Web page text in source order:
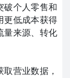
破个人零售和
更低成本获得
量来源、转化
营业数据，